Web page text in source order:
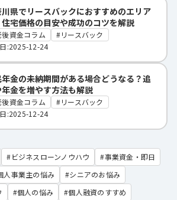
県でリースバックにおすすめのエリア
住宅価格の目安や成功のコツを解説
後資金コラム
リースバック
:2025-12-24
年金の未納期間がある場合どうなる？追
金を増やす方法も解説
後資金コラム
リースバック
:2025-12-24
ビジネスローンノウハウ
事業資金・即日
人事業主の悩み
シニアのお悩み
個人の悩み
個人融資のすすめ